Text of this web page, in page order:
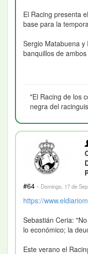
El Racing presenta
base para la
Sergio Matabuena y
banquillos de
"El Racing de los
negra del
#64 · Domingo, 17 de
https://
Sebastián Ceria:
lo económico; la
Este verano el